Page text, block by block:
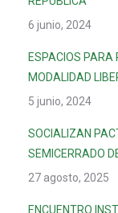
6 junio, 2024
ESPACIOS PARA
MODALIDAD
5 junio, 2024
SOCIALIZAN
SEMICERRADO
27 agosto, 2025
ENCUENTRO